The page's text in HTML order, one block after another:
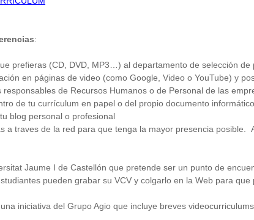
:
prefieras (CD, DVD, MP3…) al departamento de selección de
en páginas de video (como Google, Video o YouTube) y
de Recursos Humanos o de Personal de las
de tu currículum en papel o del propio documento informático
blog personal o profesional
a traves de la red para que tenga la mayor presencia posible.
Jaume I de Castellón que pretende ser un punto de
pueden grabar su VCV y colgarlo en la Web para
iniciativa del Grupo Agio que incluye breves